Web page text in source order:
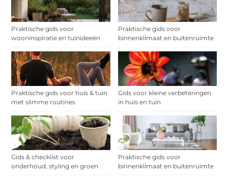
Praktische gids voor
wooninspiratie en tuinideeën
Praktische gids voor
binnenklimaat en buitenruimte
Praktische gids voor huis & tuin
met slimme routines
Gids voor kleine verbeteringen
in huis en tuin
Gids & checklist voor
onderhoud, styling en groen
Praktische gids voor
binnenklimaat en buitenruimte